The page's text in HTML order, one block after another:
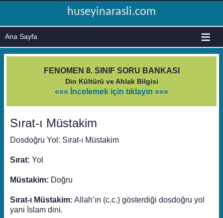
huseyinarasli.com
≡
FENOMEN 8. SINIF SORU BANKASI
Din Kültürü ve Ahlak Bilgisi
««« İncelemek için tıklayın »»»
Sırat-ı Müstakim
Dosdoğru Yol: Sırat-ı Müstakim
Sırat: Yol
Müstakim: Doğru
Sırat-ı Müstakim: Allah’ın (c.c.) gösterdiği dosdoğru yol
yani İslam dini.